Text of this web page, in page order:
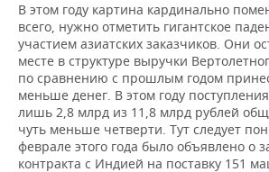
В этом году картина кардинально
всего, нужно отметить гигантское
участием азиатских заказчиков. Они
месте в структуре выручки
по сравнению с прошлым годом
меньше денег. В этом году
лишь 2,8 млрд из 11,8 млрд рублей
чуть меньше четверти. Тут следует
феврале этого года было объявлено о
контракта с Индией на поставку 151